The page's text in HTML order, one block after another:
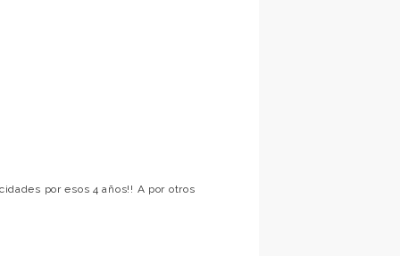
por esos 4 años!! A por otros